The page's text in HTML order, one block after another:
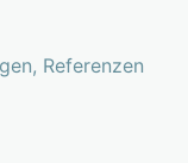
Referenzen